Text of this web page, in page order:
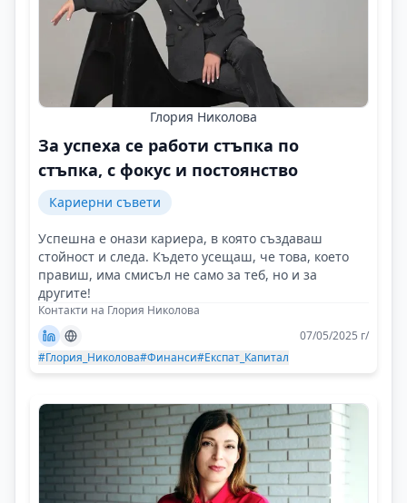
Глория Николова
За успеха се работи стъпка по
стъпка, с фокус и постоянство
Кариерни съвети
Успешна е онази кариера, в която създаваш
стойност и следа. Където усещаш, че това, което
правиш, има смисъл не само за теб, но и за
другите!
Контакти на Глория Николова
07/05/2025 г/
#Глория_Николова#Финанси#Експат_Капитал